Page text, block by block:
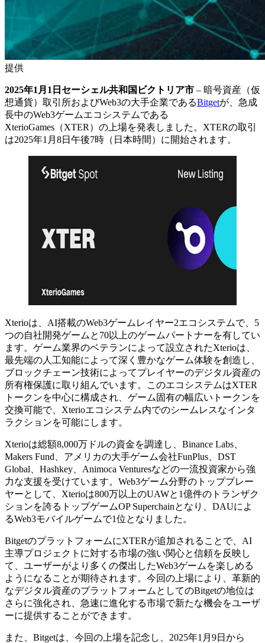
提供
2025年1月1日セーシェル共和国ビクトリア市 – 暗号資産（仮
想通貨）取引所およびWeb3の大手企業であるBitgetが、急成
長中のWeb3ゲームエコシステムである
XterioGames（XTER）の上場を発表しました。XTERの取引
は2025年1月8日午後7時（日本時間）に開始されます。
Xterioは、AI搭載のWeb3ゲームレイヤー2エコシステムで、5
つの自社開発ゲームと70以上のゲームパートナーを有してい
ます。ゲーム業界のベテランによって設立されたXterioは、
最先端の人工知能によって深く豊かなゲーム体験を創造し、
ブロックチェーン技術によってプレイヤーのデジタル資産の
所有権保護に取り組んでいます。このエコシステムはXTER
トークンを中心に構成され、ゲーム固有の幅広いトークンを
交換可能で、Xterioエコシステム内でのシームレスなインタ
ラクションを可能にします。
Xterioは総額8,000万ドルの資金を調達し、Binance Labs、
Makers Fund、アメリカの大手ゲーム会社FunPlus、DST
Global、Hashkey、Animoca Venturesなどの一流投資家から強
力な支援を受けています。Web3ゲーム分野のトッププレー
ヤーとして、Xterioは800万以上のUAWと1億件のトランザク
ションを誇るトップゲームOP Superchainとなり、DAUによ
るWeb3モバイルゲームで1位となりました。
BitgetのプラットフォームにXTERが追加されることで、AI
主導プロジェクトに対する市場の強い関心と信頼を反映し
て、ユーザーがより多くの傑出したWeb3ゲームを楽しめる
ようになることが期待されます。今回の上場により、革新的
なデジタル資産のプラットフォームとしてのBitgetの地位は
さらに強化され、急速に進化する市場で新たな機会をユーザ
ーに提供することができます。
また、Bitgetは、今回の上場を記念し、2025年1月9日から